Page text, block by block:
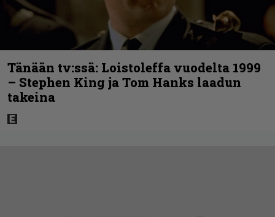
Tänään tv:ssä: Loistoleffa vuodelta 1999
– Stephen King ja Tom Hanks laadun
takeina